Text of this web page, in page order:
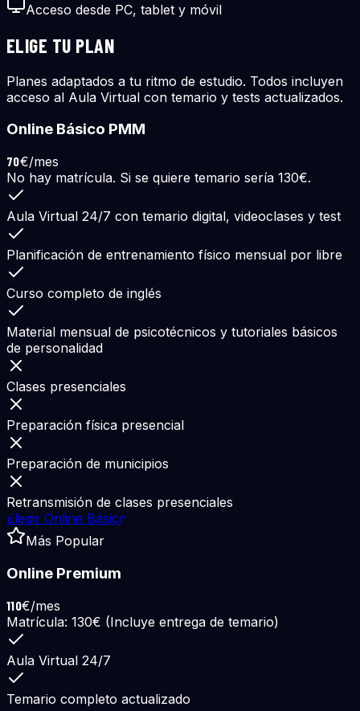
Acceso desde PC, tablet y móvil
ELIGE TU PLAN
Planes adaptados a tu ritmo de estudio. Todos incluyen
acceso al Aula Virtual con temario y tests actualizados.
Online Básico PMM
70€/mes
No hay matrícula. Si se quiere temario sería 130€.
Aula Virtual 24/7 con temario digital, videoclases y test
Planificación de entrenamiento físico mensual por libre
Curso completo de inglés
Material mensual de psicotécnicos y tutoriales básicos
de personalidad
Clases presenciales
Preparación física presencial
Preparación de municipios
Retransmisión de clases presenciales
Elegir Online Básico
Más Popular
Online Premium
110€/mes
Matrícula: 130€ (Incluye entrega de temario)
Aula Virtual 24/7
Temario completo actualizado